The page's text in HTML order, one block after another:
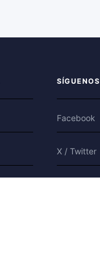
SÍGUENOS
Facebook
X / Twitter